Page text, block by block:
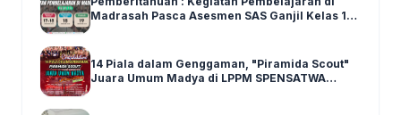
Madrasah Pasca Asesmen SAS Ganjil Kelas 1-6
14 Piala dalam Genggaman, "Piramida Scout"
Juara Umum Madya di LPPM SPENSATWA